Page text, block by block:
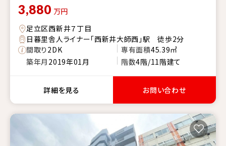
3,880 万円
足立区西新井７丁目
日暮里舎人ライナー「西新井大師西」駅 徒歩2分
間取り2DK 専有面積45.39㎡
築年月 2019年01月 階数4階/11階建て
詳細を見る お問い合わせ